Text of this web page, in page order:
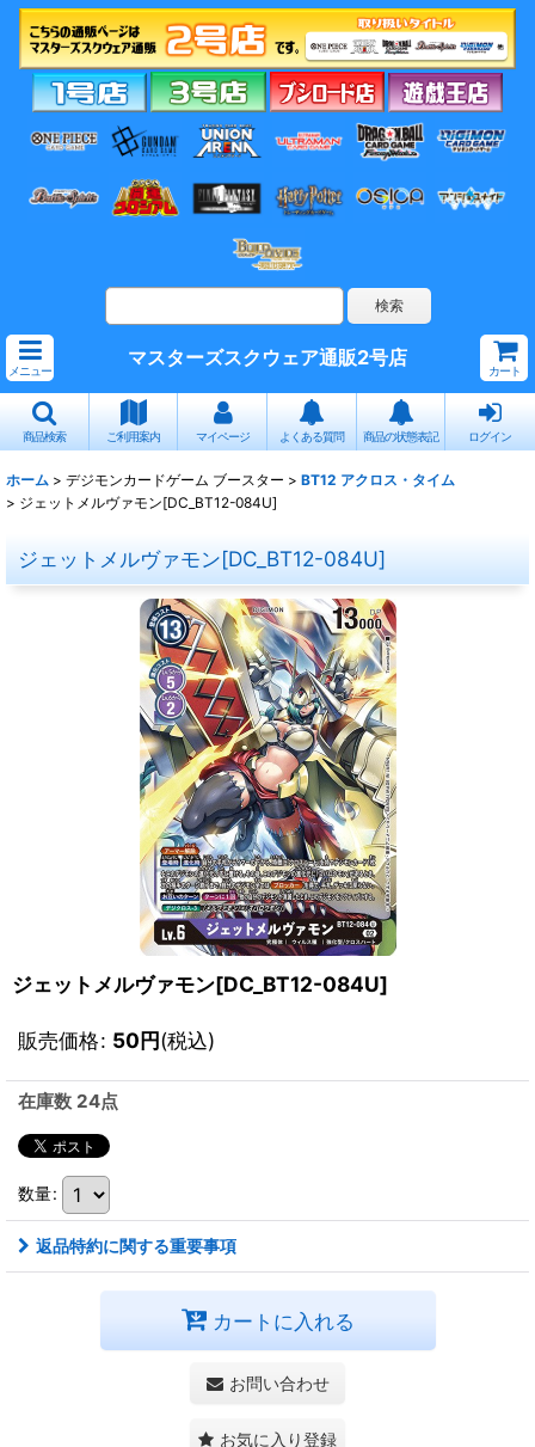
メニュー
マスターズスクウェア通販2号店
カート
商品検索 ご利用案内 マイページ よくある質問 商品の状態表記 ログイン
ホーム > デジモンカードゲーム ブースター > BT12 アクロス・タイム
> ジェットメルヴァモン[DC_BT12-084U]
ジェットメルヴァモン[DC_BT12-084U]
ジェットメルヴァモン[DC_BT12-084U]
販売価格: 50円(税込)
在庫数 24点
数量:
返品特約に関する重要事項
カートに入れる
お問い合わせ
お気に入り登録